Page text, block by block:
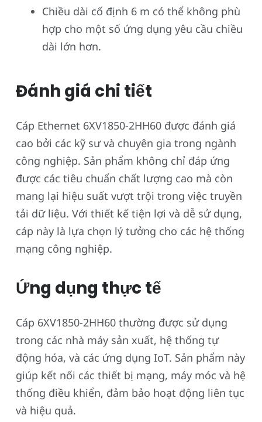
Chiều dài cố định 6 m có thể không phù
hợp cho một số ứng dụng yêu cầu chiều
dài lớn hơn.
Đánh giá chi tiết
Cáp Ethernet 6XV1850-2HH60 được đánh giá
cao bởi các kỹ sư và chuyên gia trong ngành
công nghiệp. Sản phẩm không chỉ đáp ứng
được các tiêu chuẩn chất lượng cao mà còn
mang lại hiệu suất vượt trội trong việc truyền
tải dữ liệu. Với thiết kế tiện lợi và dễ sử dụng,
cáp này là lựa chọn lý tưởng cho các hệ thống
mạng công nghiệp.
Ứng dụng thực tế
Cáp 6XV1850-2HH60 thường được sử dụng
trong các nhà máy sản xuất, hệ thống tự
động hóa, và các ứng dụng IoT. Sản phẩm này
giúp kết nối các thiết bị mạng, máy móc và hệ
thống điều khiển, đảm bảo hoạt động liên tục
và hiệu quả.